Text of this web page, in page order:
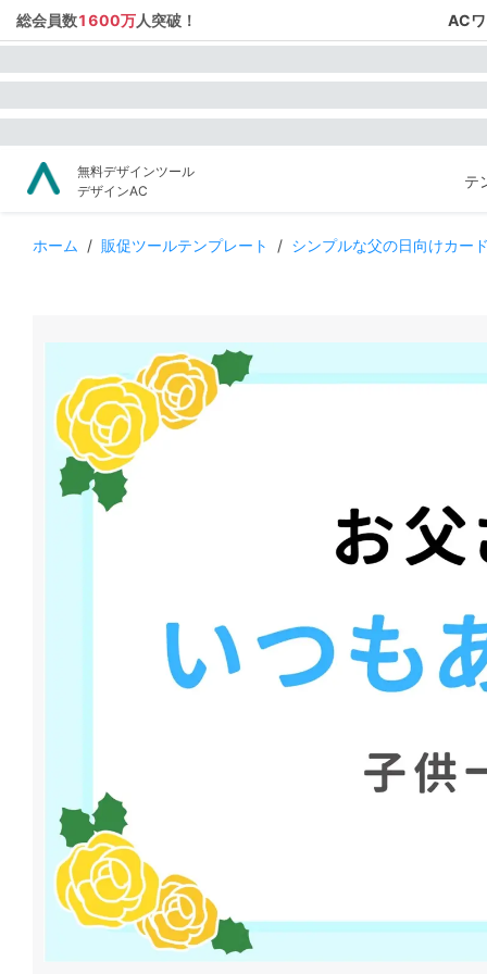
総会員数1600万人突破！ AC
無料デザインツール
デザインAC
テ
ホーム / 販促ツールテンプレート / シンプルな父の日向けカー